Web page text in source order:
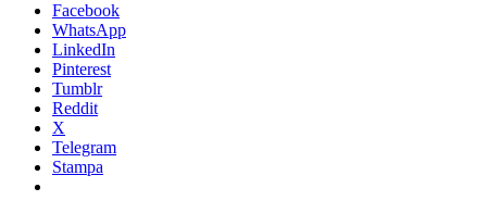
Facebook
WhatsApp
LinkedIn
Pinterest
Tumblr
Reddit
X
Telegram
Stampa